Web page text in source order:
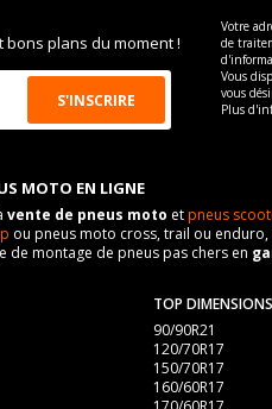
plans du moment !
Votre
de
Vous
vous
Plus
MOTO EN LIGNE
vente de pneus moto etpneus
ou pneus moto cross, trail ou
de montage de pneus pas chers en
TOP DIMENSIONS
90/90R21
120/70R17
150/70R17
160/60R17